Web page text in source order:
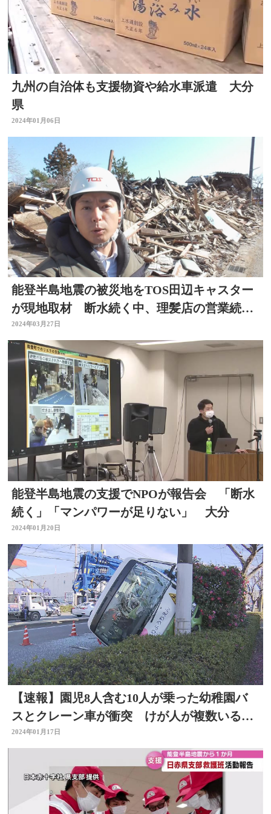
九州の自治体も支援物資や給水車派遣 大分
県
2024年01月06日
能登半島地震の被災地をTOS田辺キャスター
が現地取材 断水続く中、理髪店の営業続け
る男性は
2024年03月27日
能登半島地震の支援でNPOが報告会 「断水
続く」「マンパワーが足りない」 大分
2024年01月20日
【速報】園児8人含む10人が乗った幼稚園バ
スとクレーン車が衝突 けが人が複数いる模
様
2024年01月17日